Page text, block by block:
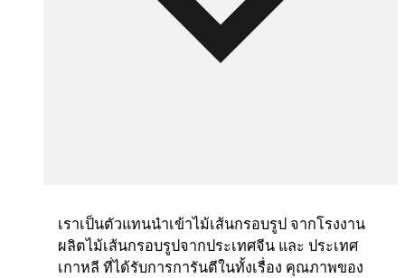
เราเป็นตัวแทนนำเข้าไม้เส้นกรอบรูป จากโรงงาน
ผลิตไม้เส้นกรอบรูปจากประเทศจีน และ ประเทศ
เกาหลี ที่ได้รับการการันตีในทั้งเรื่อง คุณภาพของ